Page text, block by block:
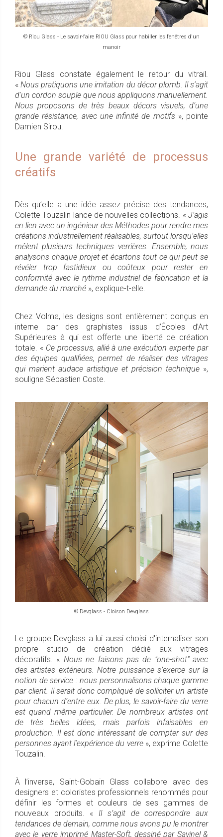
© Riou Glass - Le savoir-faire RIOU Glass pour habiller les fenêtres d'un
manoir
Riou Glass constate également le retour du vitrail.
«Nous pratiquons une imitation du décor plomb. Il s'agit
d'un cordon souple que nous appliquons manuellement.
Nous proposons de très beaux décors visuels, d’une
grande résistance, avec une infinité de motifs », pointe
Damien Sirou.
Une grande variété de processus
créatifs
Dès qu’elle a une idée assez précise des tendances,
Colette Touzalin lance de nouvelles collections. « J’agis
en lien avec un ingénieur des Méthodes pour rendre mes
créations industriellement réalisables, surtout lorsqu’elles
mêlent plusieurs techniques verrières. Ensemble, nous
analysons chaque projet et écartons tout ce qui peut se
révéler trop fastidieux ou coûteux pour rester en
conformité avec le rythme industriel de fabrication et la
demande du marché », explique-t-elle.
Chez Volma, les designs sont entièrement conçus en
interne par des graphistes issus d’Écoles d’Art
Supérieures à qui est offerte une liberté de création
totale. « Ce processus, allié à une exécution experte par
des équipes qualifiées, permet de réaliser des vitrages
qui marient audace artistique et précision technique »,
souligne Sébastien Coste.
© Devglass - Cloison Devglass
Le groupe Devglass a lui aussi choisi d'internaliser son
propre studio de création dédié aux vitrages
décoratifs. « Nous ne faisons pas de "one-shot" avec
des artistes extérieurs. Notre puissance s’exerce sur la
notion de service : nous personnalisons chaque gamme
par client. Il serait donc compliqué de solliciter un artiste
pour chacun d’entre eux. De plus, le savoir-faire du verre
est quand même particulier. De nombreux artistes ont
de très belles idées, mais parfois infaisables en
production. Il est donc intéressant de compter sur des
personnes ayant l'expérience du verre», exprime Colette
Touzalin.
À l’inverse, Saint-Gobain Glass collabore avec des
designers et coloristes professionnels renommés pour
définir les formes et couleurs de ses gammes de
nouveaux produits. « Il s’agit de correspondre aux
tendances de demain, comme nous avons pu le montrer
avec le verre imprimé Master-Soft, dessiné par Savinel &